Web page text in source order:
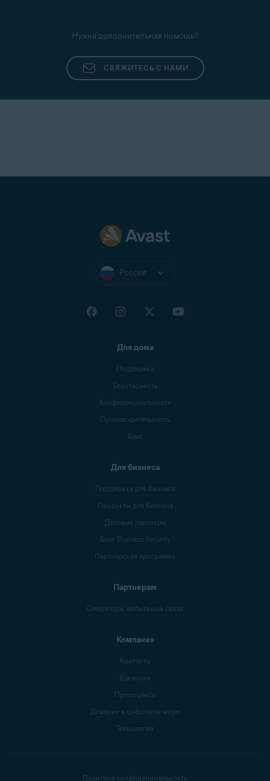
Нужна дополнительная помощь?
СВЯЖИТЕСЬ С НАМИ
Россия
Для дома
Поддержка
Безопасность
Конфиденциальность
Производительность
Блог
Для бизнеса
Поддержка для бизнеса
Продукты для бизнеса
Деловые партнеры
Блог Business Security
Партнерская программа
Партнерам
Операторы мобильной связи
Компания
Контакты
Вакансии
Пресс-центр
Доверие в цифровом мире
Технология
Политика конфиденциальности